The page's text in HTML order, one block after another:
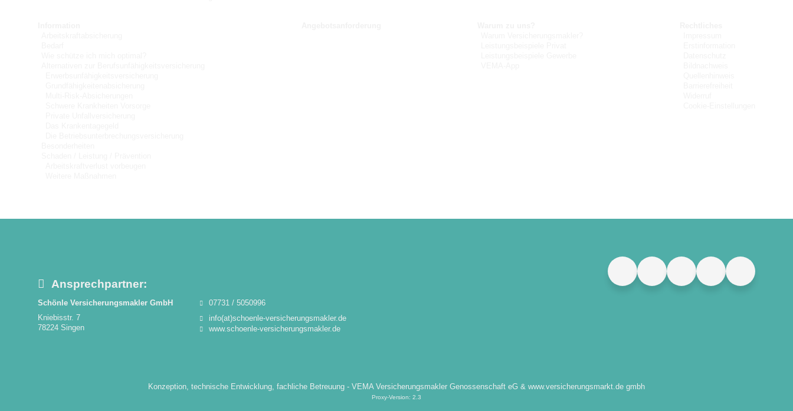
Ansprechpartner:
Schönle Versicherungsmakler GmbH
Kniebisstr. 7
78224 Singen
07731 / 5050996
info(at)schoenle-versicherungsmakler.de
www.schoenle-versicherungsmakler.de
Konzeption, technische Entwicklung, fachliche Betreuung - VEMA Versicherungsmakler Genossenschaft eG & www.versicherungsmarkt.de gmbh
Proxy-Version: 2.3